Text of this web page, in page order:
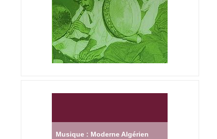
Musique : Moderne Algérien